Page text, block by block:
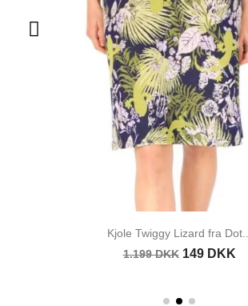
Kjole Twigs Zebra fra Dot &...
1.199 DKK 199 DKK